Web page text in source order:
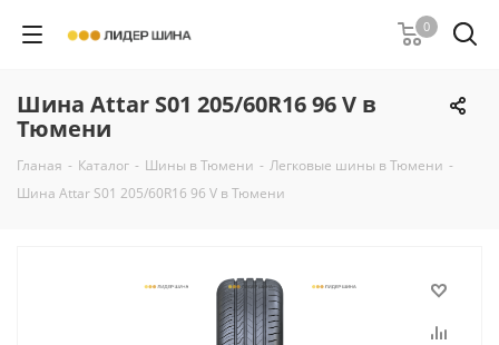
0
Шина Attar S01 205/60R16 96 V в
Тюмени
Гланая - Каталог - Шины в Тюмени - Легковые шины в Тюмени -
Шина Attar S01 205/60R16 96 V в Тюмени